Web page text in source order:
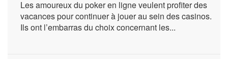
Les amoureux du poker en ligne veulent profiter des
vacances pour continuer à jouer au sein des casinos.
Ils ont l’embarras du choix concernant les...